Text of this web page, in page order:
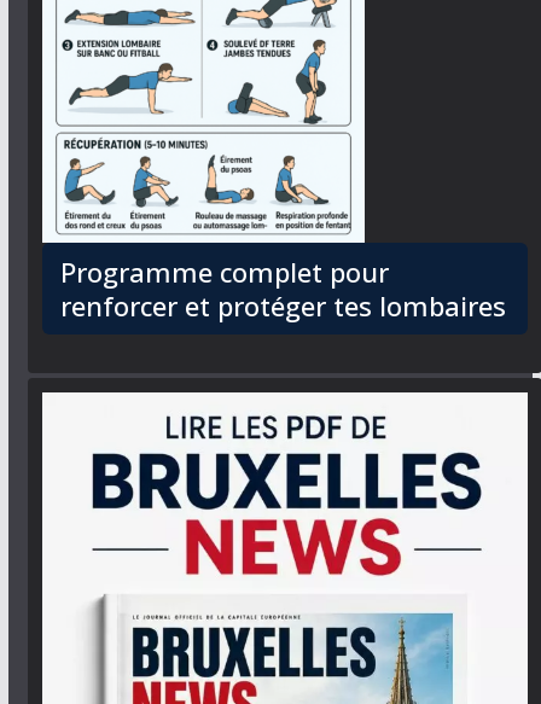
Programme complet pour
renforcer et protéger tes lombaires